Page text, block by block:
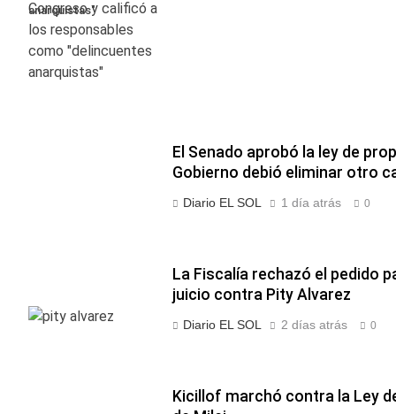
anarquistas"
El Senado aprobó la ley de
Gobierno debió eliminar otro
Diario EL SOL 1 día atrás 0
La Fiscalía rechazó el pedido
juicio contra Pity Alvarez
Diario EL SOL 2 días atrás 0
Kicillof marchó contra la Ley